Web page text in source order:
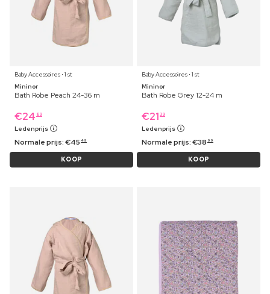
Baby Accessoires ⋅ 1 st
Mininor
Bath Robe Peach 24-36 m
€24 89
Ledenprijs
Normale prijs:€45 49
KOOP
Baby Accessoires ⋅ 1 st
Mininor
Bath Robe Grey 12-24 m
€21 39
Ledenprijs
Normale prijs:€38 99
KOOP